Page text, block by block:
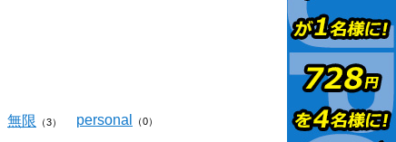
無限 （3） personal （0）